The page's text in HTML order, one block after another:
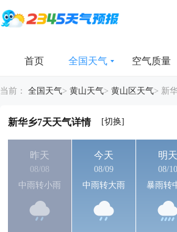
首页 全国天气 空气质量
当前： 全国天气> 黄山天气> 黄山区天气> 新
新华乡7天天气详情 [切换]
昨天
08/08
中雨转小雨
今天
08/09
中雨转大雨
明天
08/10
暴雨转